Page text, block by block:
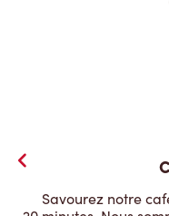
Savourez notre